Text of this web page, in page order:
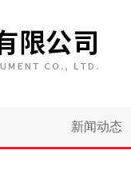
新闻动态